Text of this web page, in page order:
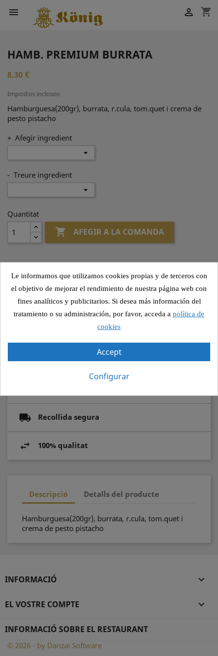
 shopping_cart

HAMB. PREMIUM BURRATA
8,30 €
Impostos inclosos
Hamburguesa(200gr), burrata, r.cula, tom.quet i crema de
pesto pistacho
+ Afegir ingredient
- Treure ingredient
Quantitat
 AFEGIR A LA COMANDA
Altres canvis
Recollida segura
100% qualitat
Descripció Detalls del producte
Hamburguesa(200gr), burrata, r.cula, tom.quet i
crema de pesto pistacho
INFORMACIÓ 
EL VOSTRE COMPTE 
INFORMACIÓ SOBRE EL RESTAURANT
© 2026 - by Danzai Software
Le informamos que utilizamos cookies propias y de terceros con
el objetivo de mejorar el rendimiento de nuestra página web con
fines analíticos y publicitarios. Si desea más información del
tratamiento o su administración, por favor, acceda a política de
cookies
Accept
Configurar